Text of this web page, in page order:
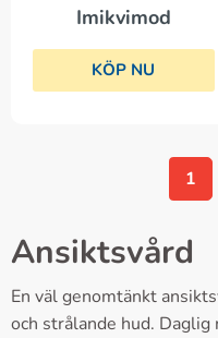
Imikvimod
KÖP NU
1
Ansiktsvård
En väl genomtänkt
och strålande hud.